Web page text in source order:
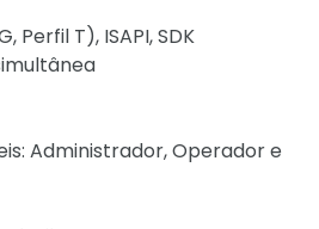
Perfil T), ISAPI, SDK
Administrador, Operador e